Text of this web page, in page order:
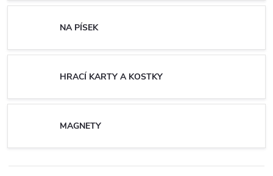
NA PÍSEK
HRACÍ KARTY A KOSTKY
MAGNETY